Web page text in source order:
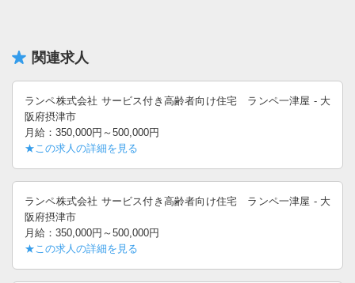
関連求人
ランペ株式会社 サービス付き高齢者向け住宅 ランペ一津屋 - 大
阪府摂津市
月給：350,000円～500,000円
★この求人の詳細を見る
ランペ株式会社 サービス付き高齢者向け住宅 ランペ一津屋 - 大
阪府摂津市
月給：350,000円～500,000円
★この求人の詳細を見る